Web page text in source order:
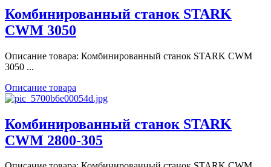
Комбинированный станок STARK
CWM 3050
Описание товара: Комбинированный станок STARK CWM
3050 ...
Описание товара
Комбинированный станок STARK
CWM 2800-305